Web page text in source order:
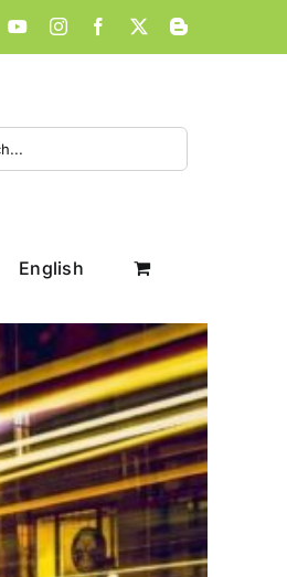
YouTubeInstagramFacebook
X Blogger
English